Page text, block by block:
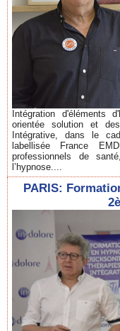
Intégration d'éléments
orientée solution et
Intégrative, dans le
labellisée France
professionnels de
l’hypnose....
PARIS: